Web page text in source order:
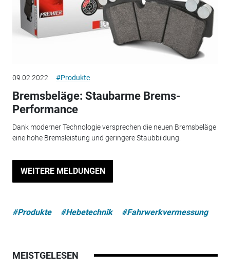
09.02.2022 #Produkte
Bremsbeläge: Staubarme Brems-
Performance
Dank moderner Technologie versprechen die neuen Bremsbeläge
eine hohe Bremsleistung und geringere Staubbildung.
WEITERE MELDUNGEN
#Produkte #Hebetechnik #Fahrwerkvermessung
MEISTGELESEN